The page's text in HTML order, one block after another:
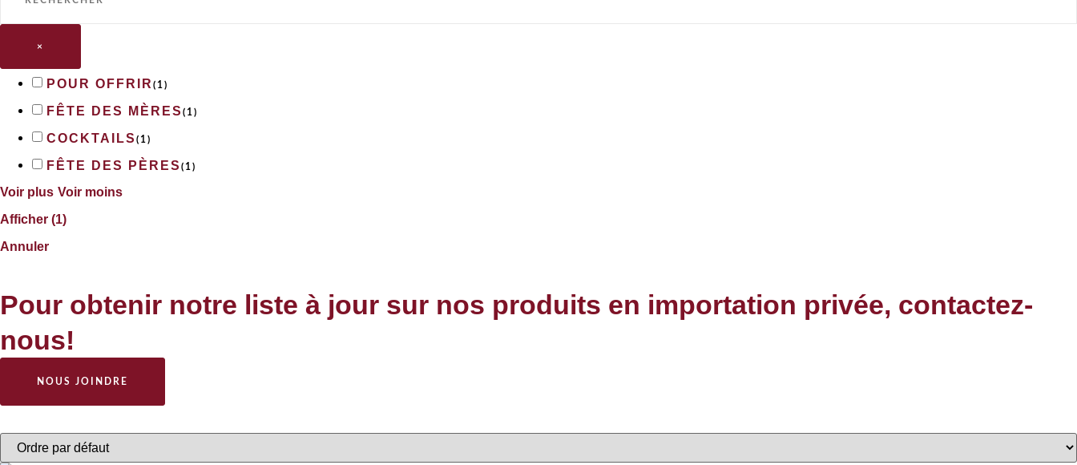
×
POUR OFFRIR ( 1 )
FÊTE DES MÈRES ( 1 )
COCKTAILS ( 1 )
FÊTE DES PÈRES ( 1 )
Voir plus Voir moins
Afficher (1)
Annuler
Pour obtenir notre liste à jour sur nos produits en importation privée, contactez-
nous!
NOUS JOINDRE